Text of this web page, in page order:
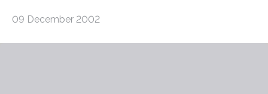
09 December 2002